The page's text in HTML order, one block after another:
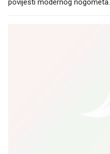
povijesti modernog nogometa.